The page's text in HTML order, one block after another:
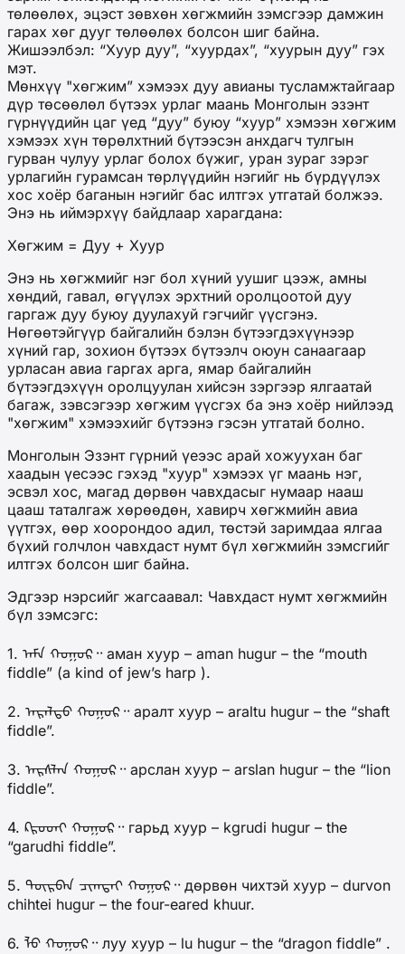
төлөөлөх, эцэст зөвхөн хөгжмийн зэмсгээр дамжин
гарах хөг дууг төлөөлөх болсон шиг байна.
Жишээлбэл: “Хуур дуу”, “хуурдах”, “хуурын дуу” гэх
мэт.
Мөнхүү "хөгжим” хэмээх дуу авианы тусламжтайгаар
дүр төсөөлөл бүтээх урлаг маань Монголын эзэнт
гүрнүүдийн цаг үед “дуу” буюу “хуур” хэмээн хөгжим
хэмээх хүн төрөлхтний бүтээсэн анхдагч тулгын
гурван чулуу урлаг болох бүжиг, уран зураг зэрэг
урлагийн гурамсан төрлүүдийн нэгийг нь бүрдүүлэх
хос хоёр баганын нэгийг бас илтгэх утгатай болжээ.
Энэ нь иймэрхүү байдлаар харагдана:
Хөгжим = Дуу + Хуур
Энэ нь хөгжмийг нэг бол хүний уушиг цээж, амны
хөндий, гавал, өгүүлэх эрхтний оролцоотой дуу
гаргаж дуу буюу дуулахуй гэгчийг үүсгэнэ.
Нөгөөтэйгүүр байгалийн бэлэн бүтээгдэхүүнээр
хүний гар, зохион бүтээх бүтээлч оюун санаагаар
урласан авиа гаргах арга, ямар байгалийн
бүтээгдэхүүн оролцуулан хийсэн зэргээр ялгаатай
багаж, зэвсэгээр хөгжим үүсгэх ба энэ хоёр нийлээд
"хөгжим" хэмээхийг бүтээнэ гэсэн утгатай болно.
Монголын Эзэнт гүрний үеээс арай хожуухан баг
хаадын үесээс гэхэд "хуур" хэмээх үг маань нэг,
эсвэл хос, магад дөрвөн чавхдасыг нумаар нааш
цааш таталгаж хөрөөдөн, хавирч хөгжмийн авиа
үүтгэх, өөр хоорондоо адил, төстэй заримдаа ялгаа
бүхий голчлон чавхдаст нумт бүл хөгжмийн зэмсгийг
илтгэх болсон шиг байна.
Эдгээр нэрсийг жагсаавал: Чавхдаст нумт хөгжмийн
бүл зэмсэгс:
1. ᠠᠮᠠ ᠬᠤᠭᠤᠷ᠃ аман хуур – aman hugur – the “mouth
fiddle” (a kind of jew’s harp ).
2. ᠠᠷᠠᠯᠲᠦ ᠬᠤᠭᠤᠷ᠃ аралт хуур – araltu hugur – the “shaft
fiddle”.
3. ᠠᠷᠰᠯᠠᠨ ᠬᠤᠭᠤᠷ᠃ арслан хуур – arslan hugur – the “lion
fiddle”.
4. ᠺᠷᠦᠳᠢ ᠬᠤᠭᠤᠷ᠃ гарьд хуур – kgrudi hugur – the
“garudhi fiddle”.
5. ᠳᠦᠷᠪᠡᠨ ᠴᠢᠬᠲᠡᠢ ᠬᠤᠭᠤᠷ᠃ дөрвөн чихтэй хуур – durvon
chihtei hugur – the four-eared khuur.
6. ᠯᠦ ᠬᠤᠭᠤᠷ᠃ луу хуур – lu hugur – the “dragon fiddle” .